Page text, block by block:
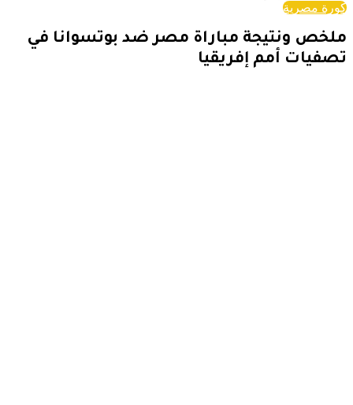
كورة مصرية
ملخص ونتيجة مباراة مصر ضد بوتسوانا في
تصفيات أمم إفريقيا